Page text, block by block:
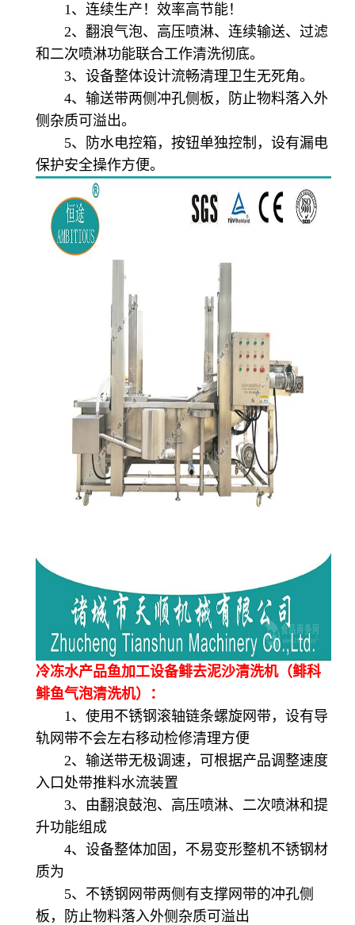
1、连续生产！效率高节能！
2、翻浪气泡、高压喷淋、连续输送、过滤
和二次喷淋功能联合工作清洗彻底。
3、设备整体设计流畅清理卫生无死角。
4、输送带两侧冲孔侧板，防止物料落入外
侧杂质可溢出。
5、防水电控箱，按钮单独控制，设有漏电
保护安全操作方便。
冷冻水产品鱼加工设备鲱去泥沙清洗机（鲱科
鲱鱼气泡清洗机）：
1、使用不锈钢滚轴链条螺旋网带，设有导
轨网带不会左右移动检修清理方便
2、输送带无极调速，可根据产品调整速度
入口处带推料水流装置
3、由翻浪鼓泡、高压喷淋、二次喷淋和提
升功能组成
4、设备整体加固，不易变形整机不锈钢材
质为
5、不锈钢网带两侧有支撑网带的冲孔侧
板，防止物料落入外侧杂质可溢出